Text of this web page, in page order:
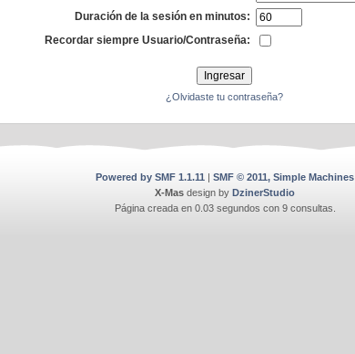
Duración de la sesión en minutos:
Recordar siempre Usuario/Contraseña:
¿Olvidaste tu contraseña?
Powered by SMF 1.1.11 | SMF © 2011, Simple Machines
X-Mas design by DzinerStudio
Página creada en 0.03 segundos con 9 consultas.